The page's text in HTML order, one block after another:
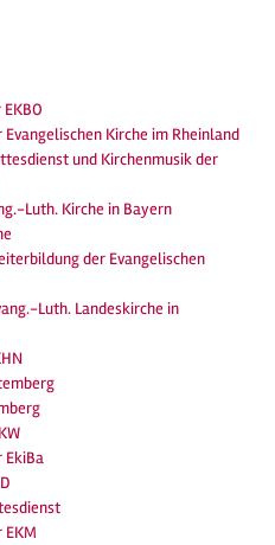
Kirche im Rheinland
und Kirchenmusik der
Luth. Kirche in Bayern
der Evangelischen
Luth. Landeskirche in